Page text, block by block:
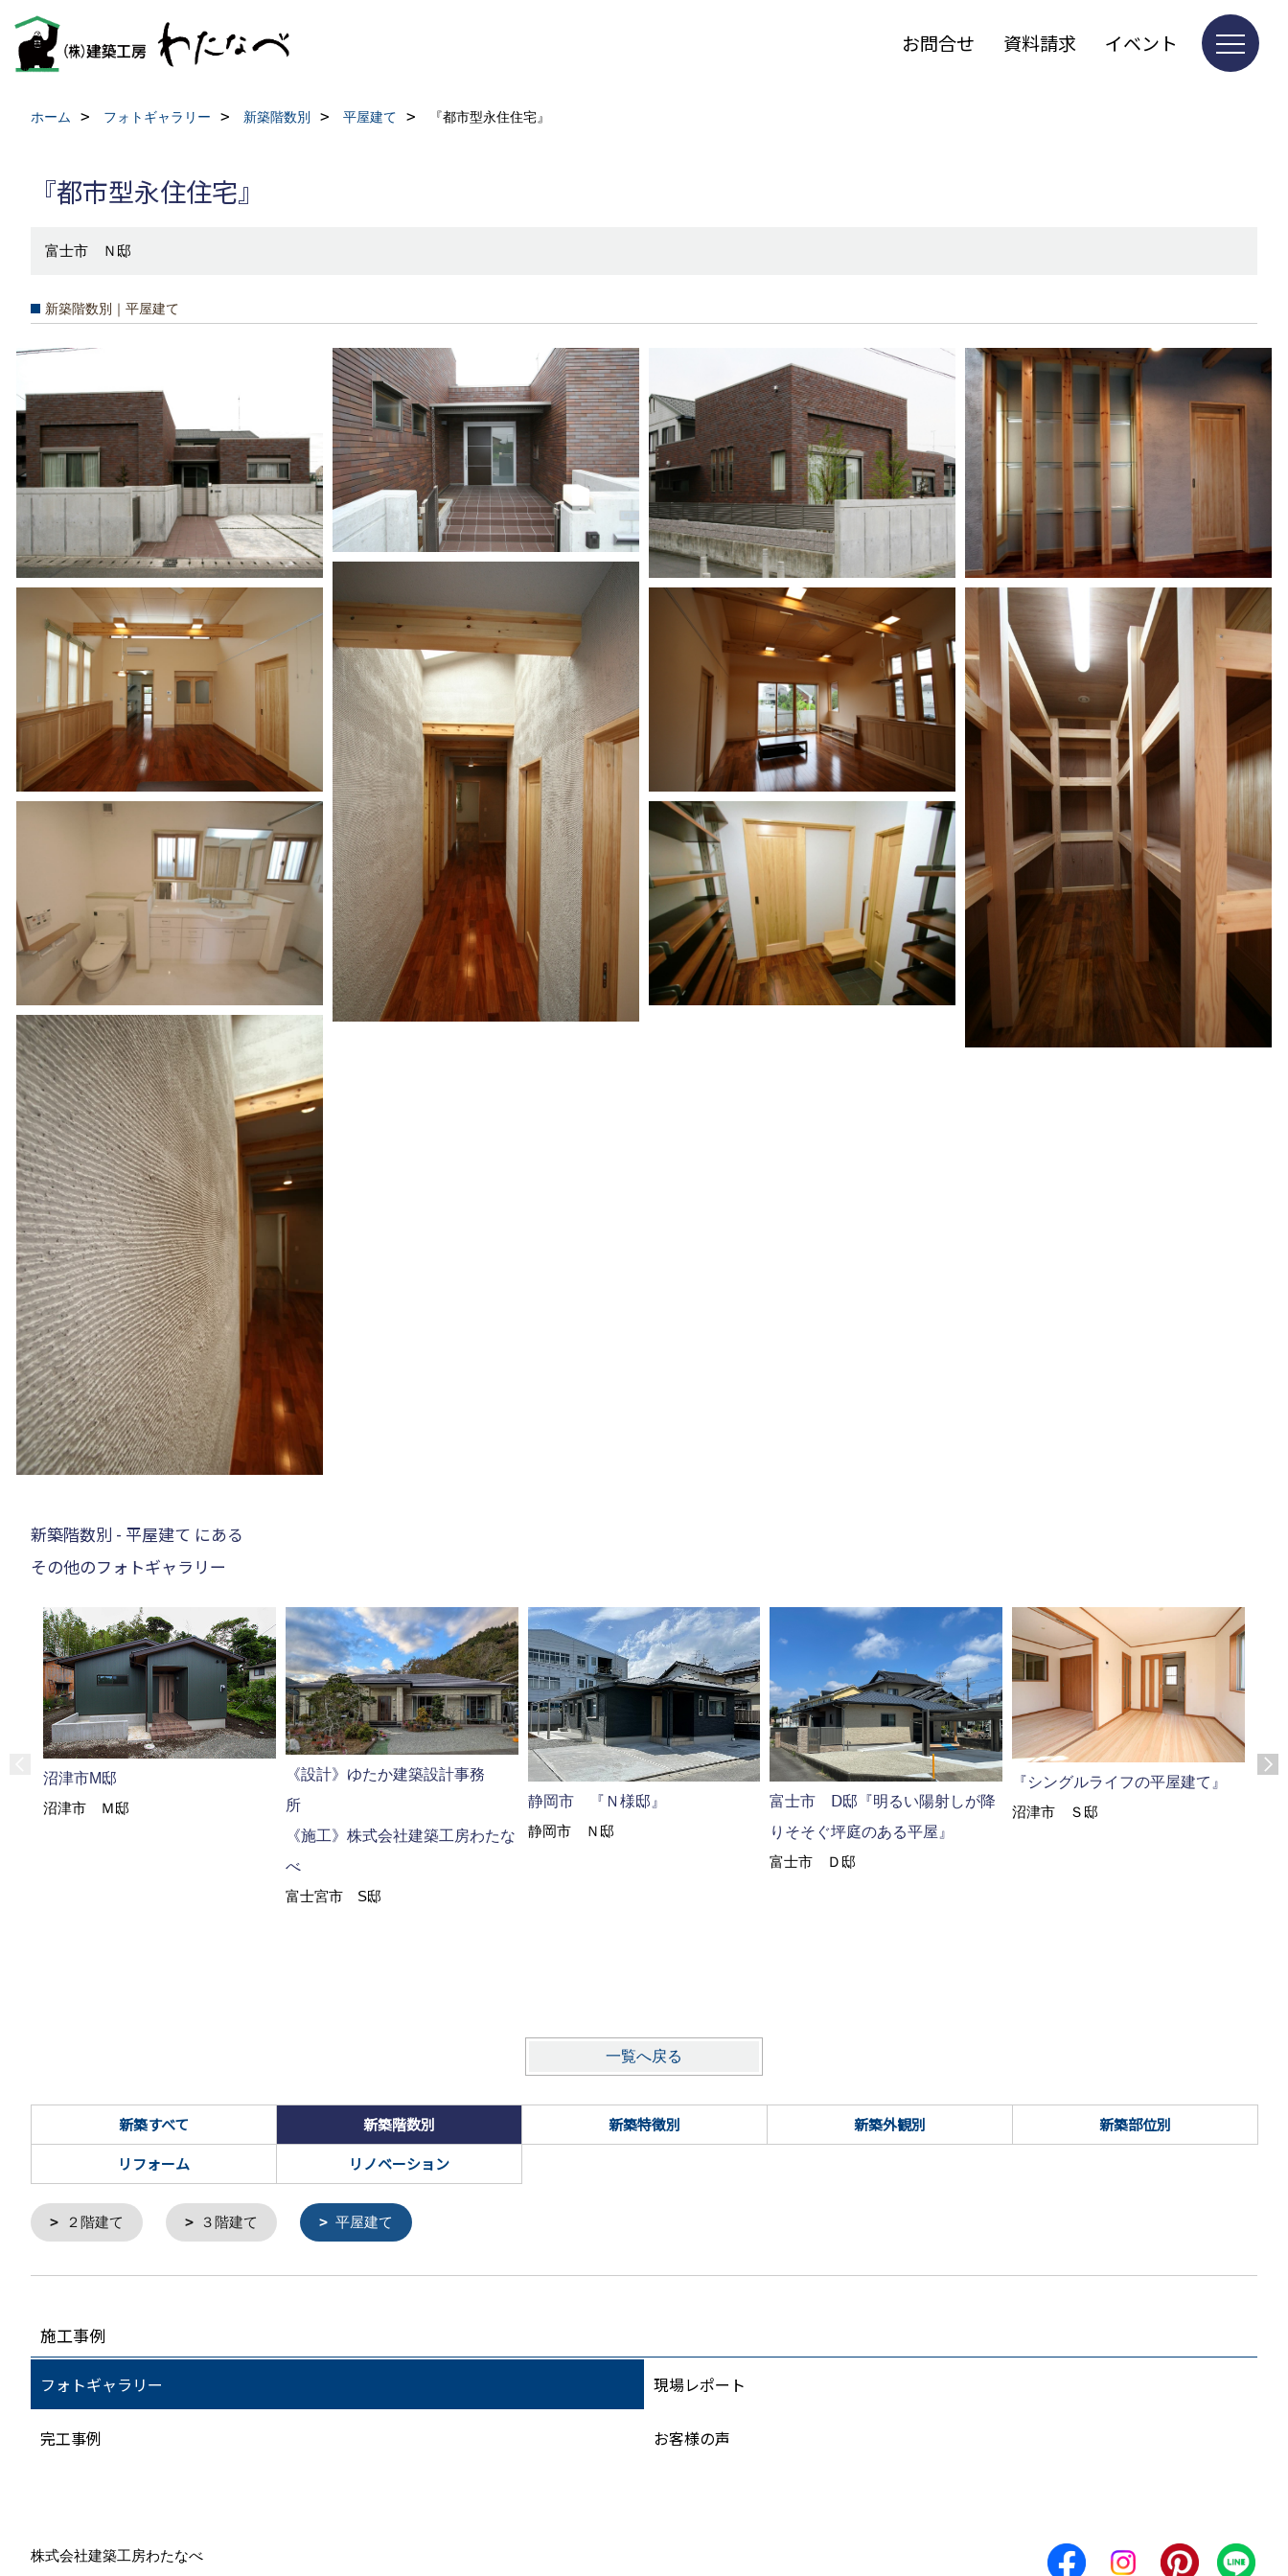
お問合せ 資料請求 イベント
ホーム フォトギャラリー 新築階数別 平屋建て 『都市型永住住宅』
『都市型永住住宅』
富士市 Ｎ邸
新築階数別｜平屋建て
新築階数別 - 平屋建て にある
その他のフォトギャラリー
沼津市M邸
沼津市 Ｍ邸
《設計》ゆたか建築設計事務
所
《施工》株式会社建築工房わたな
べ
富士宮市 S邸
静岡市 『Ｎ様邸』
静岡市 Ｎ邸
富士市 Ⅾ邸『明るい陽射しが降
りそそぐ坪庭のある平屋』
富士市 Ｄ邸
『シングルライフの平屋建て』
沼津市 Ｓ邸
一覧へ戻る
新築すべて 新築階数別 新築特徴別 新築外観別
新築部位別
リフォーム
リノベーション
２階建て ３階建て 平屋建て
施工事例
フォトギャラリー 現場レポート
完工事例 お客様の声
株式会社建築工房わたなべ